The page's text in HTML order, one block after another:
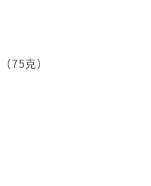
克）